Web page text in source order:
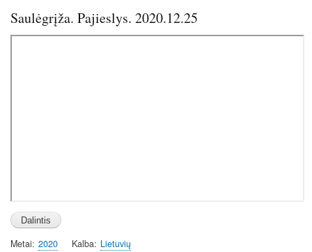
Saulėgrįža. Pajieslys. 2020.12.25
Metai 2020 Kalba Lietuvių